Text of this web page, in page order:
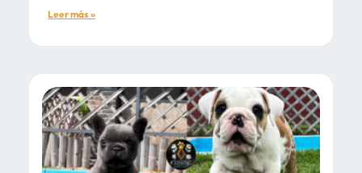
Leer más »